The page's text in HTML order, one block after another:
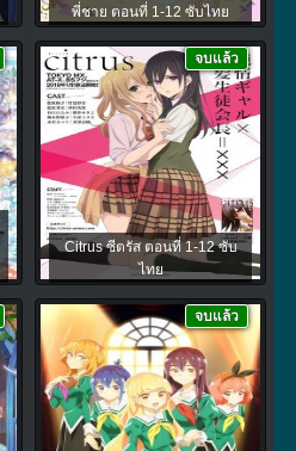
พี่ชาย ตอนที่ 1-12 ซับไทย
Citrus ซีตรัส ตอนที่ 1-12 ซับ
ไทย
จบแล้ว
จบแล้ว